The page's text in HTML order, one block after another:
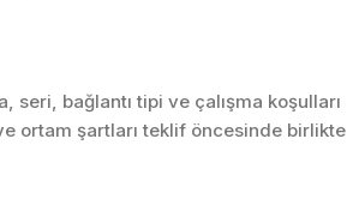
Otomasyon Sistemleri
Tasarımı
bağlantı tipi ve çalışma koşulları
ortam şartları teklif öncesinde birlikte